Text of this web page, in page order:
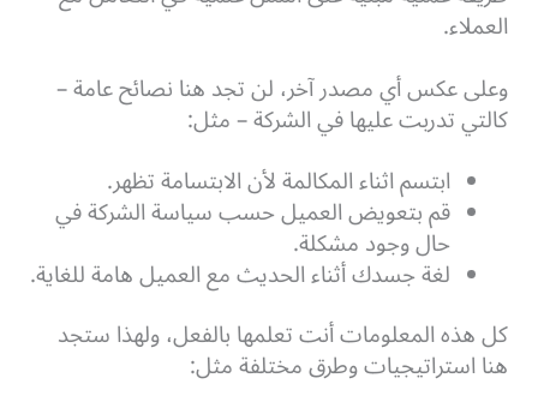
العملاء.
وعلى عكس أي مصدر آخر، لن تجد هنا نصائح عامة –
كالتي تدربت عليها في الشركة – مثل:
ابتسم اثناء المكالمة لأن الابتسامة تظهر.
قم بتعويض العميل حسب سياسة الشركة في
حال وجود مشكلة.
لغة جسدك أثناء الحديث مع العميل هامة للغاية.
كل هذه المعلومات أنت تعلمها بالفعل، ولهذا ستجد
هنا استراتيجيات وطرق مختلفة مثل: